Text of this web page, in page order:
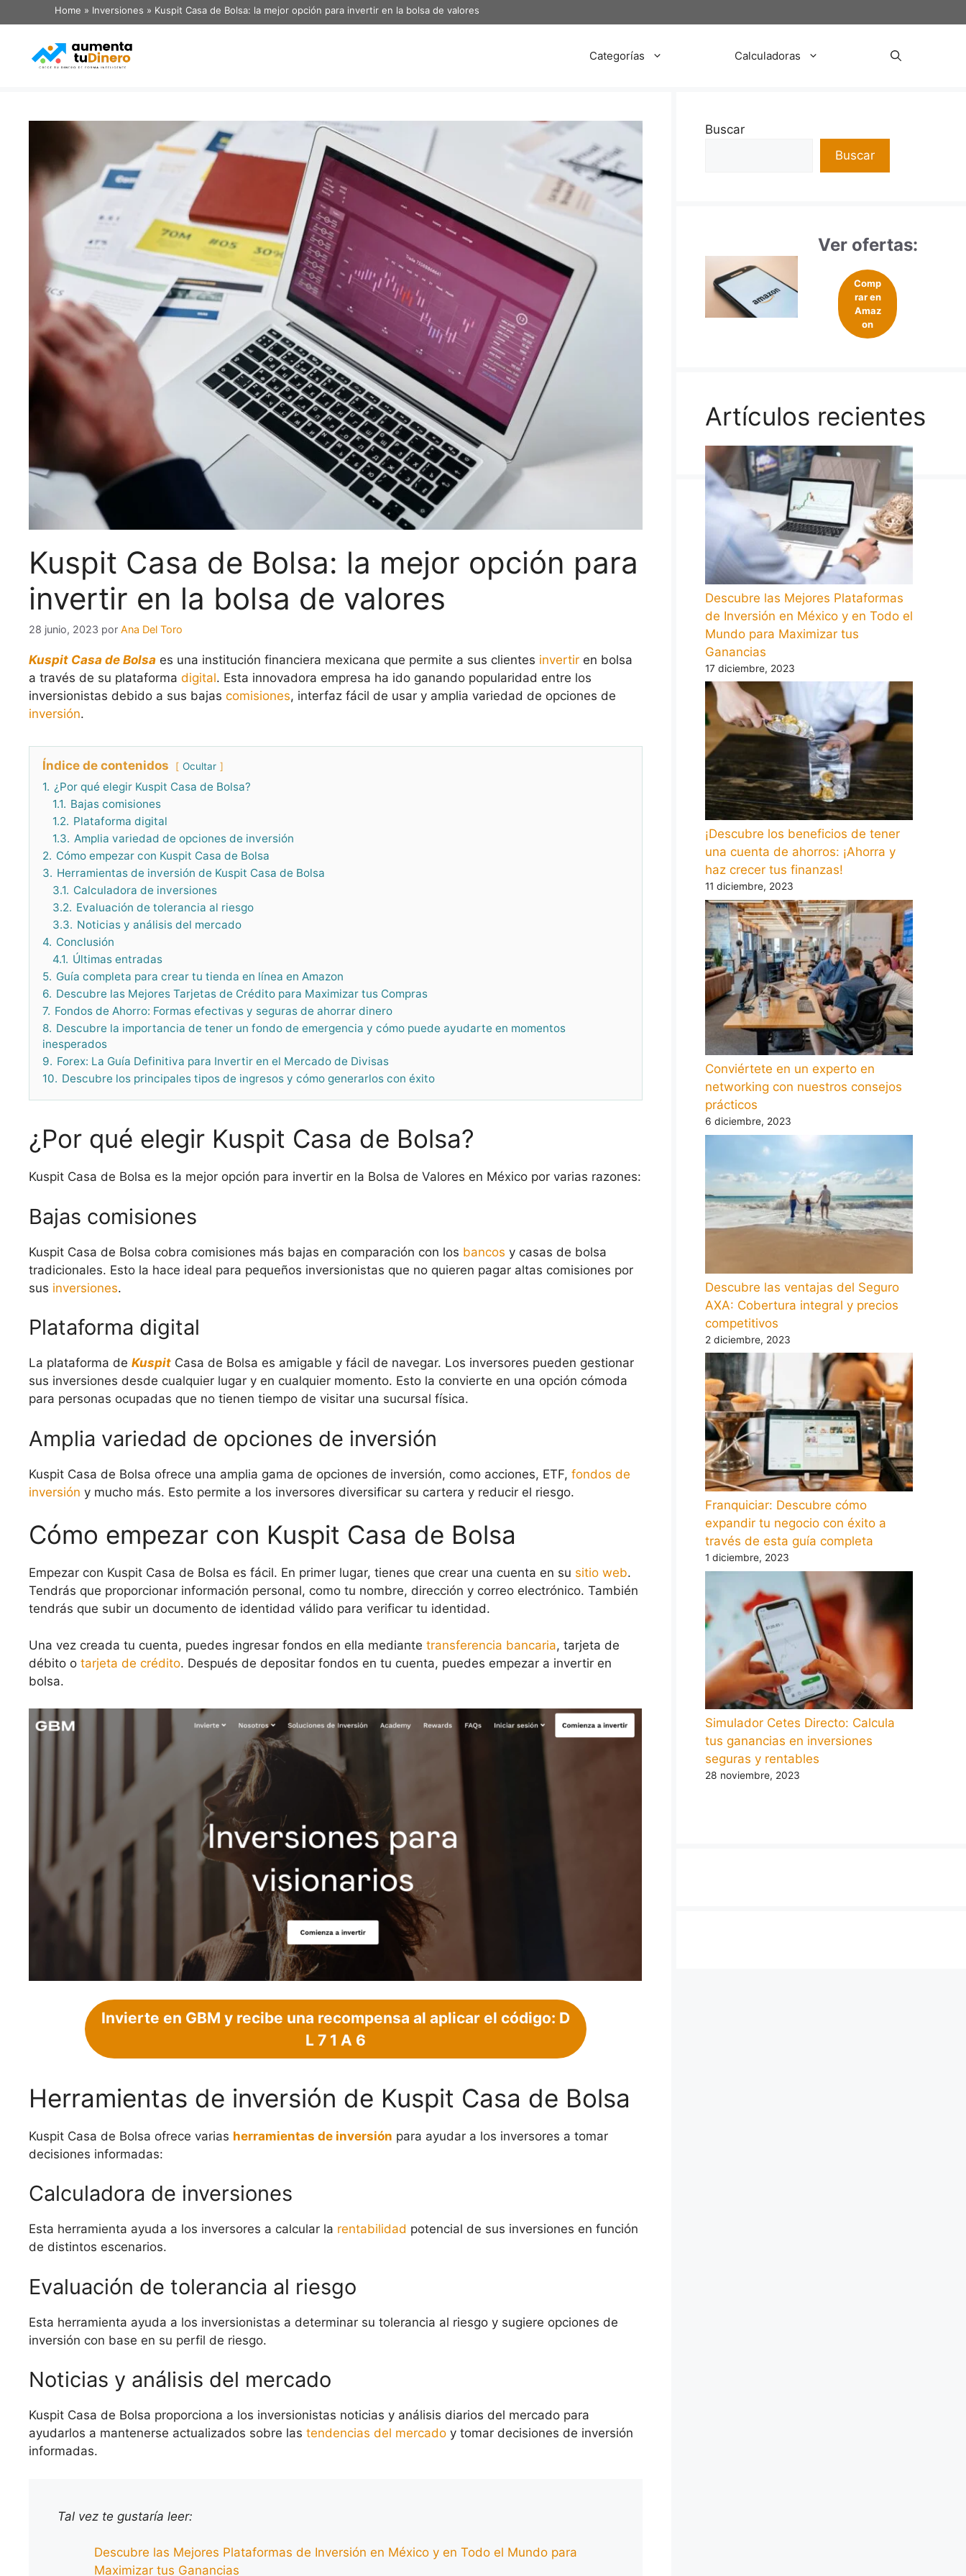
Home » Inversiones » Kuspit Casa de Bolsa: la mejor opción para invertir en la bolsa de valores
Categorías Calculadoras
Kuspit Casa de Bolsa: la mejor opción para
invertir en la bolsa de valores
28 junio, 2023 por Ana Del Toro
Kuspit Casa de Bolsa es una institución financiera mexicana que permite a sus clientes invertir en bolsa
a través de su plataforma digital. Esta innovadora empresa ha ido ganando popularidad entre los
inversionistas debido a sus bajas comisiones, interfaz fácil de usar y amplia variedad de opciones de
inversión.
Índice de contenidos Ocultar
1. ¿Por qué elegir Kuspit Casa de Bolsa?
1.1. Bajas comisiones
1.2. Plataforma digital
1.3. Amplia variedad de opciones de inversión
2. Cómo empezar con Kuspit Casa de Bolsa
3. Herramientas de inversión de Kuspit Casa de Bolsa
3.1. Calculadora de inversiones
3.2. Evaluación de tolerancia al riesgo
3.3. Noticias y análisis del mercado
4. Conclusión
4.1. Últimas entradas
5. Guía completa para crear tu tienda en línea en Amazon
6. Descubre las Mejores Tarjetas de Crédito para Maximizar tus Compras
7. Fondos de Ahorro: Formas efectivas y seguras de ahorrar dinero
8. Descubre la importancia de tener un fondo de emergencia y cómo puede ayudarte en momentos
inesperados
9. Forex: La Guía Definitiva para Invertir en el Mercado de Divisas
10. Descubre los principales tipos de ingresos y cómo generarlos con éxito
¿Por qué elegir Kuspit Casa de Bolsa?
Kuspit Casa de Bolsa es la mejor opción para invertir en la Bolsa de Valores en México por varias razones:
Bajas comisiones
Kuspit Casa de Bolsa cobra comisiones más bajas en comparación con los bancos y casas de bolsa
tradicionales. Esto la hace ideal para pequeños inversionistas que no quieren pagar altas comisiones por
sus inversiones.
Plataforma digital
La plataforma de Kuspit Casa de Bolsa es amigable y fácil de navegar. Los inversores pueden gestionar
sus inversiones desde cualquier lugar y en cualquier momento. Esto la convierte en una opción cómoda
para personas ocupadas que no tienen tiempo de visitar una sucursal física.
Amplia variedad de opciones de inversión
Kuspit Casa de Bolsa ofrece una amplia gama de opciones de inversión, como acciones, ETF, fondos de
inversión y mucho más. Esto permite a los inversores diversificar su cartera y reducir el riesgo.
Cómo empezar con Kuspit Casa de Bolsa
Empezar con Kuspit Casa de Bolsa es fácil. En primer lugar, tienes que crear una cuenta en su sitio web.
Tendrás que proporcionar información personal, como tu nombre, dirección y correo electrónico. También
tendrás que subir un documento de identidad válido para verificar tu identidad.
Una vez creada tu cuenta, puedes ingresar fondos en ella mediante transferencia bancaria, tarjeta de
débito o tarjeta de crédito. Después de depositar fondos en tu cuenta, puedes empezar a invertir en
bolsa.
Invierte en GBM y recibe una recompensa al aplicar el código: D
L 7 1 A 6
Herramientas de inversión de Kuspit Casa de Bolsa
Kuspit Casa de Bolsa ofrece varias herramientas de inversión para ayudar a los inversores a tomar
decisiones informadas:
Calculadora de inversiones
Esta herramienta ayuda a los inversores a calcular la rentabilidad potencial de sus inversiones en función
de distintos escenarios.
Evaluación de tolerancia al riesgo
Esta herramienta ayuda a los inversionistas a determinar su tolerancia al riesgo y sugiere opciones de
inversión con base en su perfil de riesgo.
Noticias y análisis del mercado
Kuspit Casa de Bolsa proporciona a los inversionistas noticias y análisis diarios del mercado para
ayudarlos a mantenerse actualizados sobre las tendencias del mercado y tomar decisiones de inversión
informadas.
Tal vez te gustaría leer:
Descubre las Mejores Plataformas de Inversión en México y en Todo el Mundo para
Maximizar tus Ganancias
Buscar
Buscar
Ver ofertas:
Comp
rar en
Amaz
on
Artículos recientes
Descubre las Mejores Plataformas
de Inversión en México y en Todo el
Mundo para Maximizar tus
Ganancias
17 diciembre, 2023
¡Descubre los beneficios de tener
una cuenta de ahorros: ¡Ahorra y
haz crecer tus finanzas!
11 diciembre, 2023
Conviértete en un experto en
networking con nuestros consejos
prácticos
6 diciembre, 2023
Descubre las ventajas del Seguro
AXA: Cobertura integral y precios
competitivos
2 diciembre, 2023
Franquiciar: Descubre cómo
expandir tu negocio con éxito a
través de esta guía completa
1 diciembre, 2023
Simulador Cetes Directo: Calcula
tus ganancias en inversiones
seguras y rentables
28 noviembre, 2023